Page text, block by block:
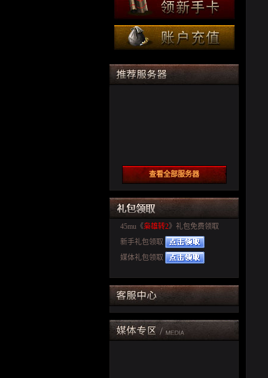
查看全部服务器
45mu《枭雄转2》礼包免费领取
新手礼包领取
媒体礼包领取